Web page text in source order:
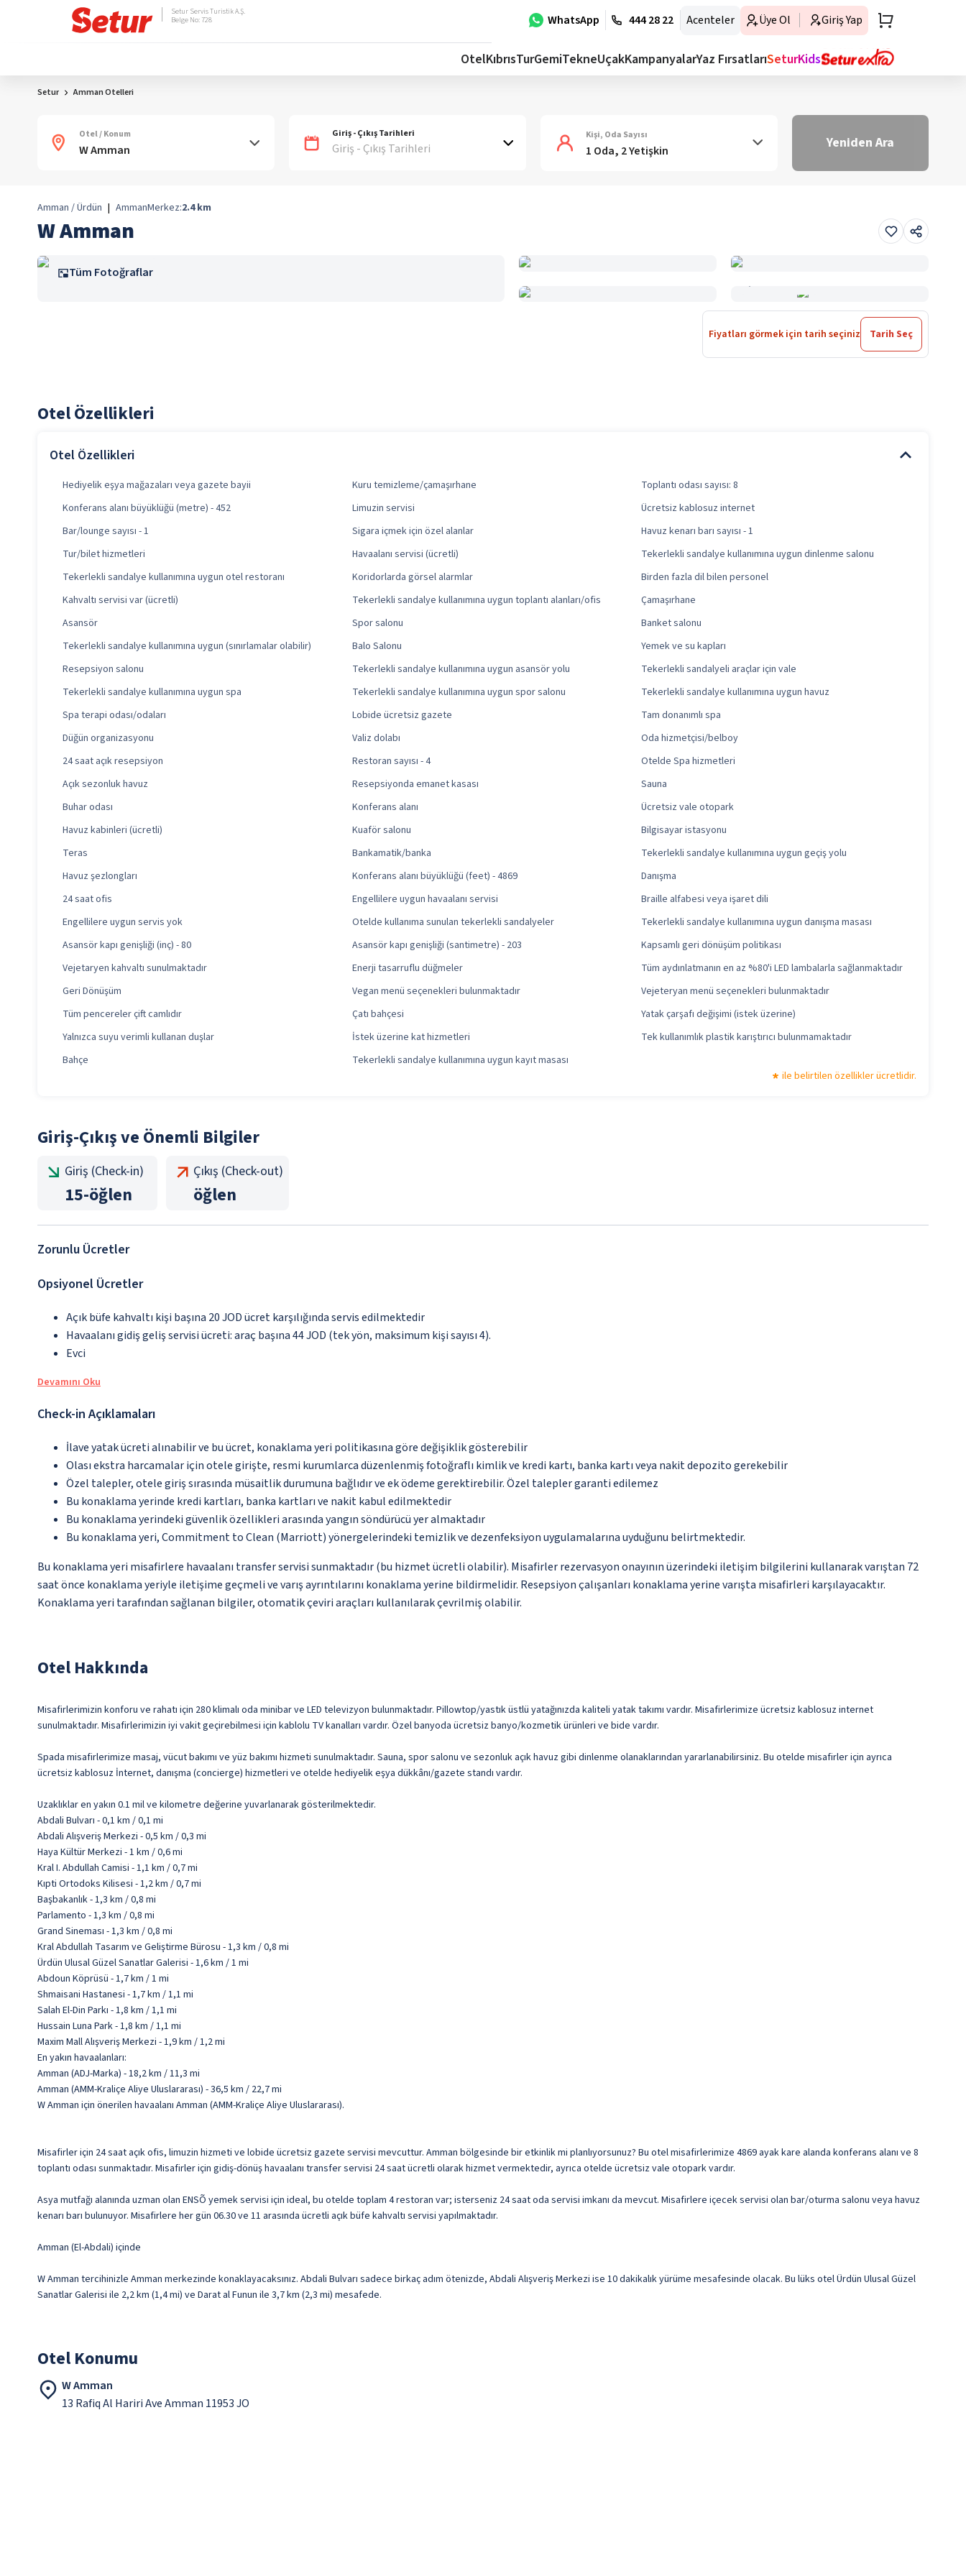
WhatsApp 444 28 22 Acenteler Üye Ol Giriş Yap
Setur Servis Turistik A.Ş.
Belge No: 728
OtelKıbrısTurGemiTekneUçakKampanyalarYaz FırsatlarıSeturKids
Setur Amman Otelleri
Otel / Konum Giriş - Çıkış Tarihleri
Giriş - Çıkış Tarihleri
Kişi, Oda Sayısı
1 Oda, 2 Yetişkin Yeniden Ara
Amman / Ürdün | AmmanMerkez:2.4 km
W Amman
Tüm Fotoğraflar
Fiyatları görmek için tarih seçiniz Tarih Seç
Otel Özellikleri
Otel Özellikleri
Hediyelik eşya mağazaları veya gazete bayii Kuru temizleme/çamaşırhane
Toplantı odası sayısı: 8
Konferans alanı büyüklüğü (metre) - 452
Limuzin servisi
Ücretsiz kablosuz internet
Bar/lounge sayısı - 1
Sigara içmek için özel alanlar
Havuz kenarı barı sayısı - 1
Tur/bilet hizmetleri
Havaalanı servisi (ücretli)
Tekerlekli sandalye kullanımına uygun dinlenme salonu
Tekerlekli sandalye kullanımına uygun otel restoranı
Koridorlarda görsel alarmlar
Birden fazla dil bilen personel
Kahvaltı servisi var (ücretli)
Tekerlekli sandalye kullanımına uygun toplantı alanları/ofis
Çamaşırhane
Asansör
Spor salonu
Banket salonu
Tekerlekli sandalye kullanımına uygun (sınırlamalar olabilir)
Balo Salonu
Yemek ve su kapları
Resepsiyon salonu
Tekerlekli sandalye kullanımına uygun asansör yolu
Tekerlekli sandalyeli araçlar için vale
Tekerlekli sandalye kullanımına uygun spa
Tekerlekli sandalye kullanımına uygun spor salonu
Tekerlekli sandalye kullanımına uygun havuz
Spa terapi odası/odaları
Lobide ücretsiz gazete
Tam donanımlı spa
Düğün organizasyonu
Valiz dolabı
Oda hizmetçisi/belboy
24 saat açık resepsiyon
Restoran sayısı - 4
Otelde Spa hizmetleri
Açık sezonluk havuz
Resepsiyonda emanet kasası
Sauna
Buhar odası
Konferans alanı
Ücretsiz vale otopark
Havuz kabinleri (ücretli)
Kuaför salonu
Bilgisayar istasyonu
Teras
Bankamatik/banka
Tekerlekli sandalye kullanımına uygun geçiş yolu
Havuz şezlongları
Konferans alanı büyüklüğü (feet) - 4869
Danışma
24 saat ofis
Engellilere uygun havaalanı servisi
Braille alfabesi veya işaret dili
Engellilere uygun servis yok
Otelde kullanıma sunulan tekerlekli sandalyeler
Tekerlekli sandalye kullanımına uygun danışma masası
Asansör kapı genişliği (inç) - 80
Asansör kapı genişliği (santimetre) - 203
Kapsamlı geri dönüşüm politikası
Vejetaryen kahvaltı sunulmaktadır
Enerji tasarruflu düğmeler
Tüm aydınlatmanın en az %80'i LED lambalarla sağlanmaktadır
Geri Dönüşüm
Vegan menü seçenekleri bulunmaktadır
Vejeteryan menü seçenekleri bulunmaktadır
Tüm pencereler çift camlıdır
Çatı bahçesi
Yatak çarşafı değişimi (istek üzerine)
Yalnızca suyu verimli kullanan duşlar
İstek üzerine kat hizmetleri
Tek kullanımlık plastik karıştırıcı bulunmamaktadır
Bahçe
Tekerlekli sandalye kullanımına uygun kayıt masası
ile belirtilen özellikler ücretlidir.
Giriş-Çıkış ve Önemli Bilgiler
Giriş (Check-in)
15-öğlen
Çıkış (Check-out)
öğlen
Zorunlu Ücretler
Opsiyonel Ücretler
Açık büfe kahvaltı kişi başına 20 JOD ücret karşılığında servis edilmektedir
Havaalanı gidiş geliş servisi ücreti: araç başına 44 JOD (tek yön, maksimum kişi sayısı 4).
Evci
Devamını Oku
Check-in Açıklamaları
İlave yatak ücreti alınabilir ve bu ücret, konaklama yeri politikasına göre değişiklik gösterebilir
Olası ekstra harcamalar için otele girişte, resmi kurumlarca düzenlenmiş fotoğraflı kimlik ve kredi kartı, banka kartı veya nakit depozito gerekebilir
Özel talepler, otele giriş sırasında müsaitlik durumuna bağlıdır ve ek ödeme gerektirebilir. Özel talepler garanti edilemez
Bu konaklama yerinde kredi kartları, banka kartları ve nakit kabul edilmektedir
Bu konaklama yerindeki güvenlik özellikleri arasında yangın söndürücü yer almaktadır
Bu konaklama yeri, Commitment to Clean (Marriott) yönergelerindeki temizlik ve dezenfeksiyon uygulamalarına uyduğunu belirtmektedir.
Bu konaklama yeri misafirlere havaalanı transfer servisi sunmaktadır (bu hizmet ücretli olabilir). Misafirler rezervasyon onayının üzerindeki iletişim bilgilerini kullanarak varıştan 72
saat önce konaklama yeriyle iletişime geçmeli ve varış ayrıntılarını konaklama yerine bildirmelidir. Resepsiyon çalışanları konaklama yerine varışta misafirleri karşılayacaktır.
Konaklama yeri tarafından sağlanan bilgiler, otomatik çeviri araçları kullanılarak çevrilmiş olabilir.
Otel Hakkında
Misafirlerimizin konforu ve rahatı için 280 klimalı oda minibar ve LED televizyon bulunmaktadır. Pillowtop/yastık üstlü yatağınızda kaliteli yatak takımı vardır. Misafirlerimize ücretsiz kablosuz internet
sunulmaktadır. Misafirlerimizin iyi vakit geçirebilmesi için kablolu TV kanalları vardır. Özel banyoda ücretsiz banyo/kozmetik ürünleri ve bide vardır.
Spada misafirlerimize masaj, vücut bakımı ve yüz bakımı hizmeti sunulmaktadır. Sauna, spor salonu ve sezonluk açık havuz gibi dinlenme olanaklarından yararlanabilirsiniz. Bu otelde misafirler için ayrıca
ücretsiz kablosuz İnternet, danışma (concierge) hizmetleri ve otelde hediyelik eşya dükkânı/gazete standı vardır.
Uzaklıklar en yakın 0.1 mil ve kilometre değerine yuvarlanarak gösterilmektedir.
Abdali Bulvarı - 0,1 km / 0,1 mi
Abdali Alışveriş Merkezi - 0,5 km / 0,3 mi
Haya Kültür Merkezi - 1 km / 0,6 mi
Kral I. Abdullah Camisi - 1,1 km / 0,7 mi
Kıpti Ortodoks Kilisesi - 1,2 km / 0,7 mi
Başbakanlık - 1,3 km / 0,8 mi
Parlamento - 1,3 km / 0,8 mi
Grand Sineması - 1,3 km / 0,8 mi
Kral Abdullah Tasarım ve Geliştirme Bürosu - 1,3 km / 0,8 mi
Ürdün Ulusal Güzel Sanatlar Galerisi - 1,6 km / 1 mi
Abdoun Köprüsü - 1,7 km / 1 mi
Shmaisani Hastanesi - 1,7 km / 1,1 mi
Salah El-Din Parkı - 1,8 km / 1,1 mi
Hussain Luna Park - 1,8 km / 1,1 mi
Maxim Mall Alışveriş Merkezi - 1,9 km / 1,2 mi
En yakın havaalanları:
Amman (ADJ-Marka) - 18,2 km / 11,3 mi
Amman (AMM-Kraliçe Aliye Uluslararası) - 36,5 km / 22,7 mi
W Amman için önerilen havaalanı Amman (AMM-Kraliçe Aliye Uluslararası).
Misafirler için 24 saat açık ofis, limuzin hizmeti ve lobide ücretsiz gazete servisi mevcuttur. Amman bölgesinde bir etkinlik mi planlıyorsunuz? Bu otel misafirlerimize 4869 ayak kare alanda konferans alanı ve 8
toplantı odası sunmaktadır. Misafirler için gidiş-dönüş havaalanı transfer servisi 24 saat ücretli olarak hizmet vermektedir, ayrıca otelde ücretsiz vale otopark vardır.
Asya mutfağı alanında uzman olan ENSÕ yemek servisi için ideal, bu otelde toplam 4 restoran var; isterseniz 24 saat oda servisi imkanı da mevcut. Misafirlere içecek servisi olan bar/oturma salonu veya havuz
kenarı barı bulunuyor. Misafirlere her gün 06.30 ve 11 arasında ücretli açık büfe kahvaltı servisi yapılmaktadır.
Amman (El-Abdali) içinde
W Amman tercihinizle Amman merkezinde konaklayacaksınız. Abdali Bulvarı sadece birkaç adım ötenizde, Abdali Alışveriş Merkezi ise 10 dakikalık yürüme mesafesinde olacak. Bu lüks otel Ürdün Ulusal Güzel
Sanatlar Galerisi ile 2,2 km (1,4 mi) ve Darat al Funun ile 3,7 km (2,3 mi) mesafede.
Otel Konumu
W Amman
13 Rafiq Al Hariri Ave Amman 11953 JO